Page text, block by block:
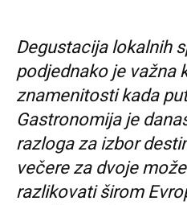
Degustacija lokalnih
podjednako je važna
znamenitosti kada
Gastronomija je
razloga za izbor
večere za dvoje
razlikovati širom